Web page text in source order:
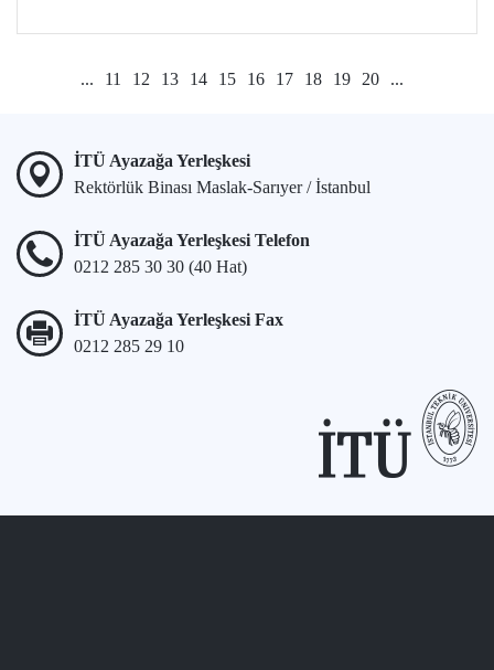
... 11 12 13 14 15 16 17 18 19 20 ...
İTÜ Ayazağa Yerleşkesi
Rektörlük Binası Maslak-Sarıyer / İstanbul
İTÜ Ayazağa Yerleşkesi Telefon
0212 285 30 30 (40 Hat)
İTÜ Ayazağa Yerleşkesi Fax
0212 285 29 10